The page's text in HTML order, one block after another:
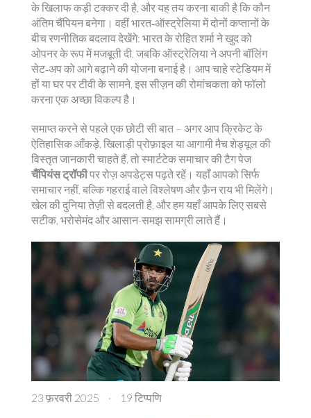
के खिलाफ कड़ी टक्कर दी है, और यह तय करना बाकी है कि कौन
अंतिम चैंपियन बनेगा। वहीं भारत‑ऑस्ट्रेलिया में दोनों कप्तानों के
बीच रणनीतिक बदलाव देखेंगे: भारत के रोहित शर्मा ने खुद को
ओपनर के रूप में मजबूती दी, जबकि ऑस्ट्रेलिया ने अपनी बॉलिंग
सेट‑अप को आगे बढ़ाने की योजना बनाई है। आप चाहे स्टेडियम में
हों या घर पर टीवी के सामने, इस सीज़न की रोमांचकता को फॉलो
करना एक अच्छा विकल्प है।
समाप्त करने से पहले एक छोटी सी बात – अगर आप क्रिकेट के
ऐतिहासिक आँकड़े, खिलाड़ी प्रोफ़ाइल या आगामी मैच शेड्यूल की
विस्तृत जानकारी चाहते हैं, तो स्मार्टटेक समाचार की टैग पेज
चैंपियंस ट्रॉफीपर रोज़ अपडेट्स पढ़ते रहें। यहाँ आपको सिर्फ
समाचार नहीं, बल्कि गहराई वाले विश्लेषण और फ़ैन राय भी मिलेंगे।
खेल की दुनिया तेज़ी से बदलती है, और हम यहाँ आपके लिए सबसे
सटीक, भरोसेमंद और आसान-समझ सामग्री लाते हैं।
23 फ़रवरी 2025 · 19 टिप्पणि